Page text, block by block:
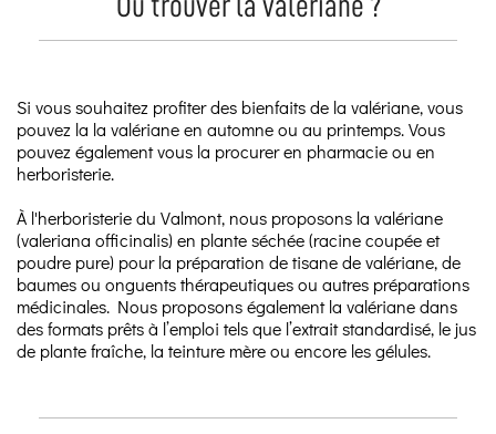
Si vous souhaitez profiter des bienfaits de la valériane, vous
pouvez la la valériane en automne ou au printemps. Vous
pouvez également vous la procurer en pharmacie ou en
herboristerie.
À l'herboristerie du Valmont, nous proposons la valériane
(valeriana officinalis) en plante séchée (racine coupée et
poudre pure) pour la préparation de tisane de valériane, de
baumes ou onguents thérapeutiques ou autres préparations
médicinales. Nous proposons également la valériane dans
des formats prêts à l’emploi tels que l’extrait standardisé, le jus
de plante fraîche, la teinture mère ou encore les gélules.